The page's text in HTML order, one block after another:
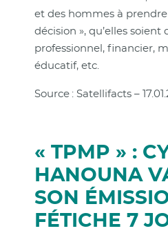
et des hommes à
décision », qu’elles soient
professionnel, financier,
éducatif, etc.
Source : Satellifacts –
« TPMP » :
HANOUNA
SON
FÉTICHE 7